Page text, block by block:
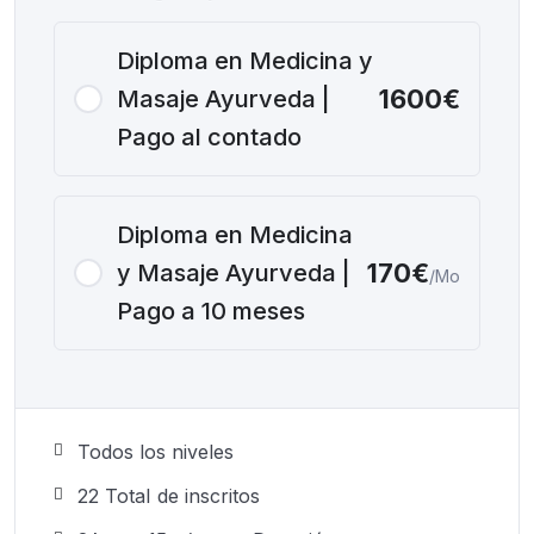
Diploma en Medicina y
Masaje Ayurveda |
Pago al contado
1600€
Diploma en Medicina
y Masaje Ayurveda |
Pago a 10 meses
170€/Mo
Todos los niveles
22 TotaI de inscritos